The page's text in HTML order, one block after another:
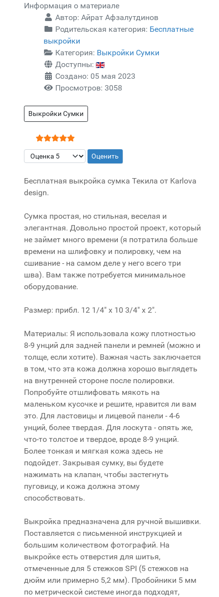
Информация о материале
Автор: Айрат Афзалутдинов
Родительская категория: Бесплатные
выкройки
Категория: Выкройки Сумки
Доступны:
Создано: 05 мая 2023
Просмотров: 3058
Выкройки Сумки
Рейтинг:5/5
Пожалуйста, оцените
Бесплатная выкройка сумка Текила от Karlova
design.
Сумка простая, но стильная, веселая и
элегантная. Довольно простой проект, который
не займет много времени (я потратила больше
времени на шлифовку и полировку, чем на
сшивание - на самом деле у него всего три
шва). Вам также потребуется минимальное
оборудование.
Размер: прибл. 12 1/4" х 10 3/4" х 2".
Материалы: Я использовала кожу плотностью
8-9 унций для задней панели и ремней (можно и
толще, если хотите). Важная часть заключается
в том, что эта кожа должна хорошо выглядеть
на внутренней стороне после полировки.
Попробуйте отшлифовать мякоть на
маленьком кусочке и решите, нравится ли вам
это. Для ластовицы и лицевой панели - 4-6
унций, более твердая. Для лоскута - опять же,
что-то толстое и твердое, вроде 8-9 унций.
Более тонкая и мягкая кожа здесь не
подойдет. Закрывая сумку, вы будете
нажимать на клапан, чтобы застегнуть
пуговицу, и кожа должна этому
способствовать.
Выкройка предназначена для ручной вышивки.
Поставляется с письменной инструкцией и
большим количеством фотографий. На
выкройке есть отверстия для шитья,
отмеченные для 5 стежков SPI (5 стежков на
дюйм или примерно 5,2 мм). Пробойники 5 мм
по метрической системе иногда подходят,